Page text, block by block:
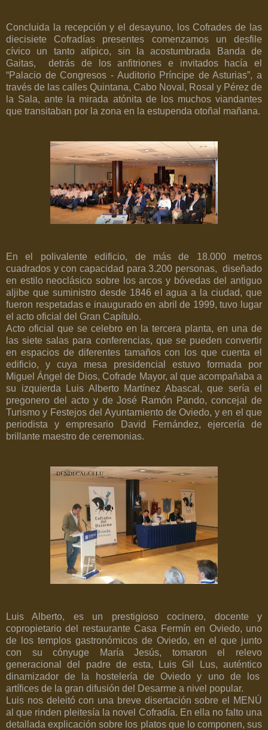
Concluida la recepción y el desayuno, los Cofrades de las
diecisiete Cofradías presentes comenzamos un desfile
cívico un tanto atípico, sin la acostumbrada Banda de
Gaitas,
detrás de los anfitriones e invitados hacía el
“Palacio de Congresos - Auditorio Príncipe de Asturias”, a
través de las calles Quintana, Cabo Noval, Rosal y Pérez de
la Sala, ante la mirada atónita de los muchos viandantes
que transitaban por la zona en la estupenda otoñal mañana.
En el polivalente edificio, de más de 18.000 metros
cuadrados y con capacidad para 3.200 personas, diseñado
en estilo neoclásico sobre los arcos y bóvedas del antiguo
aljibe que suministro desde 1846 el agua a la ciudad, que
fueron respetadas e inaugurado en abril de 1999, tuvo lugar
el acto oficial del Gran Capítulo.
Acto oficial que se celebro en la tercera planta, en una de
las siete salas para conferencias, que se pueden convertir
en espacios de diferentes tamaños con los que cuenta el
edificio, y cuya mesa presidencial estuvo formada por
Miguel Ángel de Dios, Cofrade Mayor, al que acompañaba a
su izquierda Luis Alberto Martínez Abascal, que sería el
pregonero del acto y de José Ramón Pando, concejal de
Turismo y Festejos del Ayuntamiento de Oviedo, y en el que
periodista y empresario David Fernández, ejercería de
brillante maestro de ceremonias.
Luis Alberto, es un prestigioso cocinero, docente y
copropietario del restaurante Casa Fermín en Oviedo, uno
de los templos gastronómicos de Oviedo, en el que junto
con su cónyuge María Jesús, tomaron el relevo
generacional del padre de esta, Luis Gil Lus, auténtico
dinamizador de la hostelería de Oviedo y uno de los
artífices de la gran difusión del Desarme a nivel popular.
Luis nos deleitó con una breve disertación sobre el MENÚ
al que rinden pleitesía la novel Cofradía. En ella no falto una
detallada explicación sobre los platos que lo componen, sus